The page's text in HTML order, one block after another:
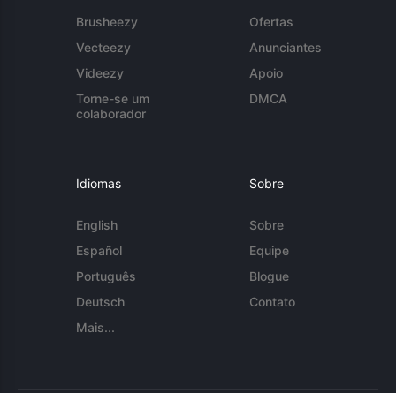
Brusheezy
Vecteezy
Videezy
Torne-se um
colaborador
Ofertas
Anunciantes
Apoio
DMCA
Idiomas
English
Español
Português
Deutsch
Mais...
Sobre
Sobre
Equipe
Blogue
Contato